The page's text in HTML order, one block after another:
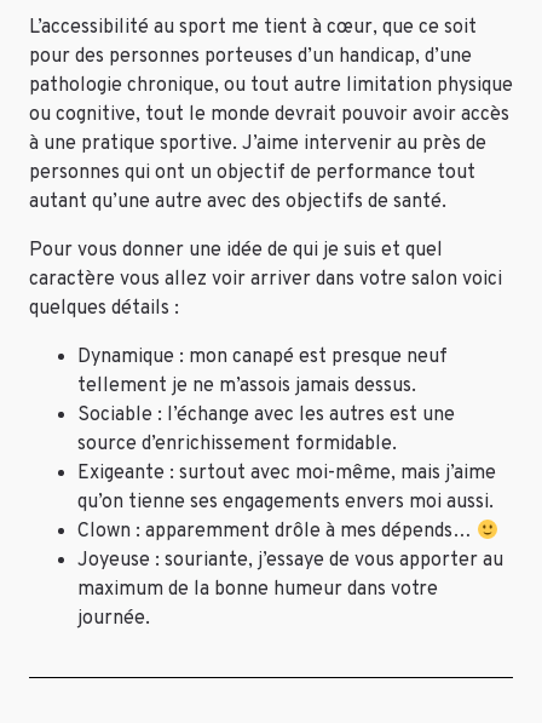
L’accessibilité au sport me tient à cœur, que ce soit
pour des personnes porteuses d’un handicap, d’une
pathologie chronique, ou tout autre limitation physique
ou cognitive, tout le monde devrait pouvoir avoir accès
à une pratique sportive. J’aime intervenir au près de
personnes qui ont un objectif de performance tout
autant qu’une autre avec des objectifs de santé.
Pour vous donner une idée de qui je suis et quel
caractère vous allez voir arriver dans votre salon voici
quelques détails :
Dynamique : mon canapé est presque neuf
tellement je ne m’assois jamais dessus.
Sociable : l’échange avec les autres est une
source d’enrichissement formidable.
Exigeante : surtout avec moi-même, mais j’aime
qu’on tienne ses engagements envers moi aussi.
Clown : apparemment drôle à mes dépends…
Joyeuse : souriante, j’essaye de vous apporter au
maximum de la bonne humeur dans votre
journée.